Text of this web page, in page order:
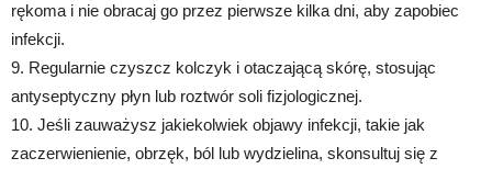
rękoma i nie obracaj go przez pierwsze kilka dni, aby zapobiec
infekcji.
9. Regularnie czyszcz kolczyk i otaczającą skórę, stosując
antyseptyczny płyn lub roztwór soli fizjologicznej.
10. Jeśli zauważysz jakiekolwiek objawy infekcji, takie jak
zaczerwienienie, obrzęk, ból lub wydzielina, skonsultuj się z